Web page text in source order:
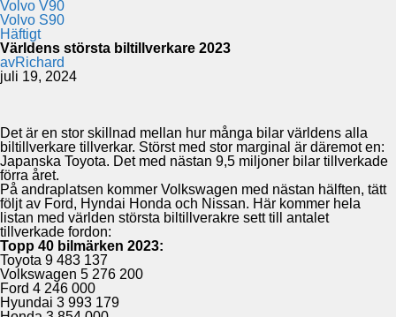
Volvo V90
Volvo S90
Häftigt
Världens största biltillverkare 2023
avRichard
juli 19, 2024
Det är en stor skillnad mellan hur många bilar världens alla
biltillverkare tillverkar. Störst med stor marginal är däremot en:
Japanska Toyota. Det med nästan 9,5 miljoner bilar tillverkade
förra året.
På andraplatsen kommer Volkswagen med nästan hälften, tätt
följt av Ford, Hyndai Honda och Nissan. Här kommer hela
listan med världen största biltillverakre sett till antalet
tillverkade fordon:
Topp 40 bilmärken 2023:
Toyota 9 483 137
Volkswagen 5 276 200
Ford 4 246 000
Hyundai 3 993 179